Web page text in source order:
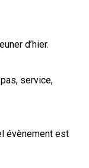
d’hier.
service,
évènement est